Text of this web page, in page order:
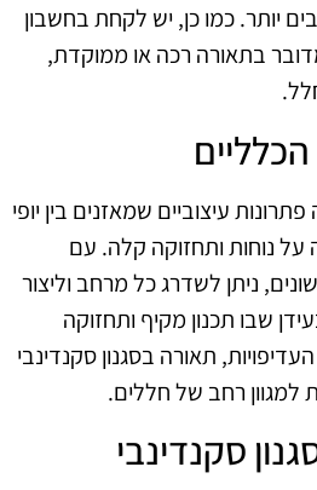
יותר. כמו כן, יש לקחת בחשבון
בתאורה רכה או ממוקדת,
עיצוביים שמאזנים בין יופי
על נוחות ותחזוקה קלה. עם
ניתן לשדרג כל מרחב וליצור
שבו תכנון מקיף ותחזוקה
תאורה בסגנון סקנדינבי
למגוון רחב של חללים.
סקנדינבי